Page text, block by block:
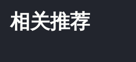
相关推荐